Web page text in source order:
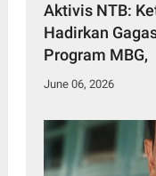
Aktivis NTB:
Hadirkan
Program MBG,
June 06, 2026